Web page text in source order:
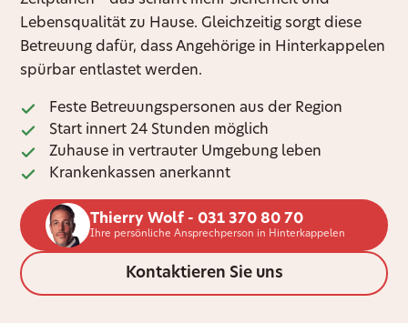
Lebensqualität zu Hause. Gleichzeitig sorgt diese
Betreuung dafür, dass Angehörige in Hinterkappelen
spürbar entlastet werden.
Feste Betreuungspersonen aus der Region
Start innert 24 Stunden möglich
Zuhause in vertrauter Umgebung leben
Krankenkassen anerkannt
Thierry Wolf - 031 370 80 70
Ihre persönliche Ansprechperson in Hinterkappelen
Kontaktieren Sie uns